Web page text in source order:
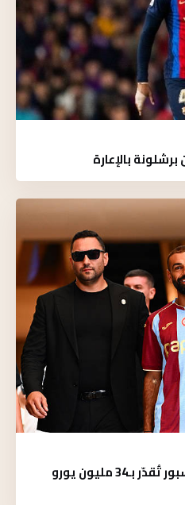
بالإعارة
صفقة محمد صلاح إلى طرابزون سبور تُقدّر بـ34 مليون يورو